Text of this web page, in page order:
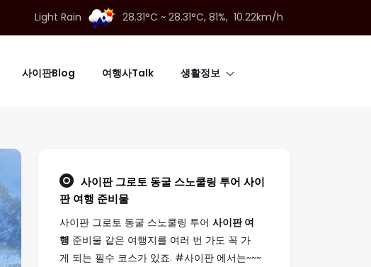
Light Rain 28.31°C ~ 28.31°C, 81%, 10.22km/h
사이판Blog 여행사Talk 생활정보
사이판 그로토 동굴 스노쿨링 투어 사이
판 여행 준비물
사이판 그로토 동굴 스노쿨링 투어 사이판 여
행 준비물 같은 여행지를 여러 번 가도 꼭 가
게 되는 필수 코스가 있죠. #사이판 에서는~~~